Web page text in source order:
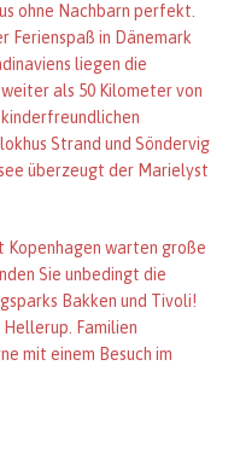
ohne Nachbarn perfekt.
Ferienspaß in Dänemark
liegen die
als 50 Kilometer von
Strand und Söndervig
überzeugt der Marielyst
Kopenhagen warten große
Sie unbedingt die
Bakken und Tivoli!
Hellerup. Familien
mit einem Besuch im